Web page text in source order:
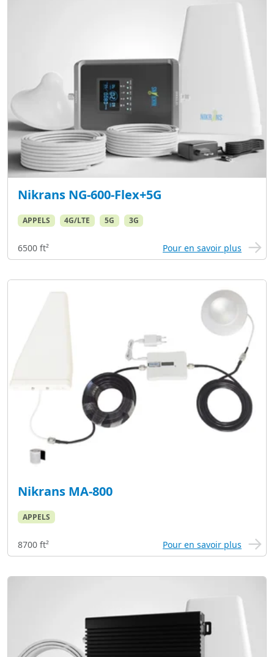
Nikrans NG-600-Flex+5G
APPELS 4G/LTE 5G 3G
6500 ft² Pour en savoir plus
Nikrans MA-800
APPELS
8700 ft² Pour en savoir plus